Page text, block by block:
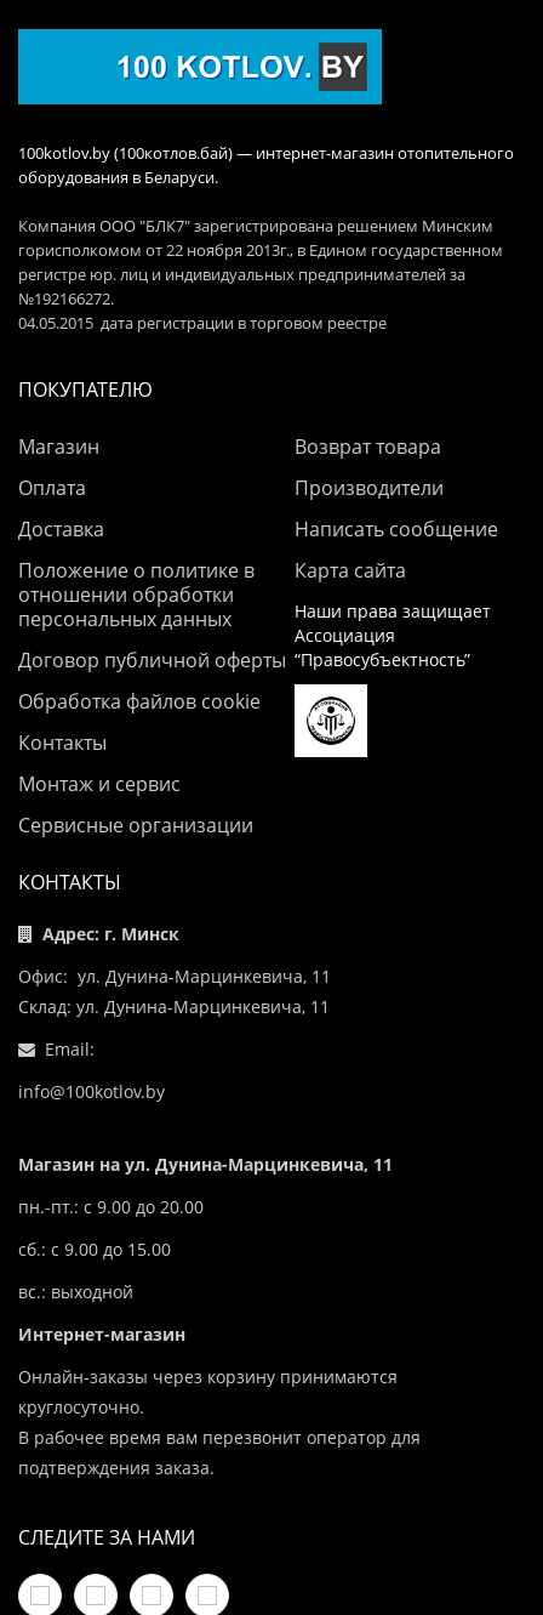
100kotlov.by (100котлов.бай) — интернет-магазин отопительного
оборудования в Беларуси.
Компания ООО "БЛК7" зарегистрирована решением Минским
горисполкомом от 22 ноября 2013г., в Едином государственном
регистре юр. лиц и индивидуальных предпринимателей за
№192166272.
04.05.2015 дата регистрации в торговом реестре
ПОКУПАТЕЛЮ
Магазин
Оплата
Доставка
Положение о политике в
отношении обработки
персональных данных
Договор публичной оферты
Обработка файлов cookie
Контакты
Монтаж и сервис
Сервисные организации
Возврат товара
Производители
Написать сообщение
Карта сайта
Наши права защищает
Ассоциация
“Правосубъектность”
КОНТАКТЫ
Адрес: г. Минск
Офис: ул. Дунина-Марцинкевича, 11
Склад: ул. Дунина-Марцинкевича, 11
Email:
info@100kotlov.by
Магазин на ул. Дунина-Марцинкевича, 11
пн.-пт.: с 9.00 до 20.00
сб.: с 9.00 до 15.00
вс.: выходной
Интернет-магазин
Онлайн-заказы через корзину принимаются
круглосуточно.
В рабочее время вам перезвонит оператор для
подтверждения заказа.
СЛЕДИТЕ ЗА НАМИ